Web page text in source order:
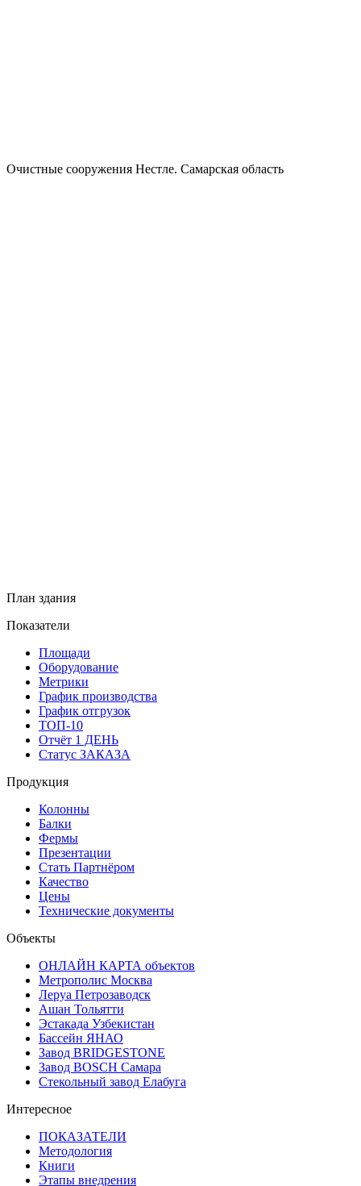
Очистные сооружения Нестле. Самарская область
План здания
Показатели
Площади
Оборудование
Метрики
График производства
График отгрузок
ТОП-10
Отчёт 1 ДЕНЬ
Статус ЗАКАЗА
Продукция
Колонны
Балки
Фермы
Презентации
Стать Партнёром
Качество
Цены
Технические документы
Объекты
ОНЛАЙН КАРТА объектов
Метрополис Москва
Леруа Петрозаводск
Ашан Тольятти
Эстакада Узбекистан
Бассейн ЯНАО
Завод BRIDGESTONE
Завод BOSCH Самара
Стекольный завод Елабуга
Интересное
ПОКАЗАТЕЛИ
Методология
Книги
Этапы внедрения